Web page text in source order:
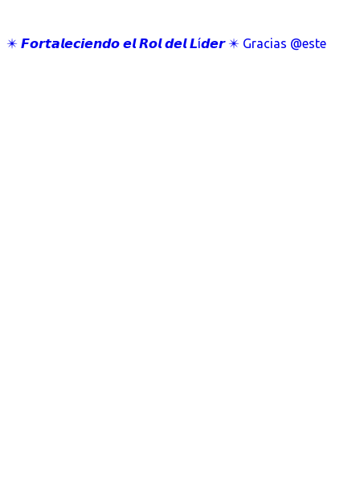
✴️ 𝙁𝙤𝙧𝙩𝙖𝙡𝙚𝙘𝙞𝙚𝙣𝙙𝙤 𝙚𝙡 𝙍𝙤𝙡 𝙙𝙚𝙡 𝙇í𝙙𝙚𝙧 ✴️ Gracias @este